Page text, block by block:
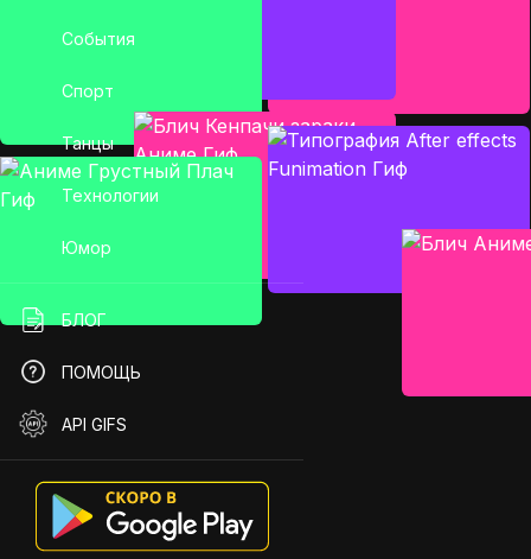
События
Спорт
Танцы
Технологии
Юмор
БЛОГ
ПОМОЩЬ
API GIFS